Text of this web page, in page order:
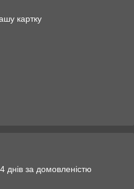
картку
днів за домовленістю